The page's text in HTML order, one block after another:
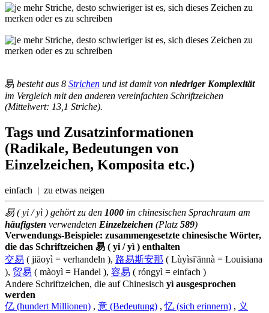
易 besteht aus 8 Strichen und ist damit von niedriger Komplexität
im Vergleich mit den anderen vereinfachten Schriftzeichen
(Mittelwert: 13,1 Striche).
Tags und Zusatzinformationen
(Radikale, Bedeutungen von
Einzelzeichen, Komposita etc.)
einfach | zu etwas neigen
易 ( yi / yì ) gehört zu den 1000 im chinesischen Sprachraum am
häufigsten verwendeten Einzelzeichen (Platz 589)
Verwendungs-Beispiele: zusammengesetzte chinesische Wörter,
die das Schriftzeichen 易 ( yi / yì ) enthalten
交易 ( jiāoyì = verhandeln ), 路易斯安那 ( Lùyìsī'ānnà = Louisiana
), 贸易 ( màoyì = Handel ), 容易 ( róngyì = einfach )
Andere Schriftzeichen, die auf Chinesisch yì ausgesprochen
werden
亿 (hundert Millionen) , 意 (Bedeutung) , 忆 (sich erinnern) , 义